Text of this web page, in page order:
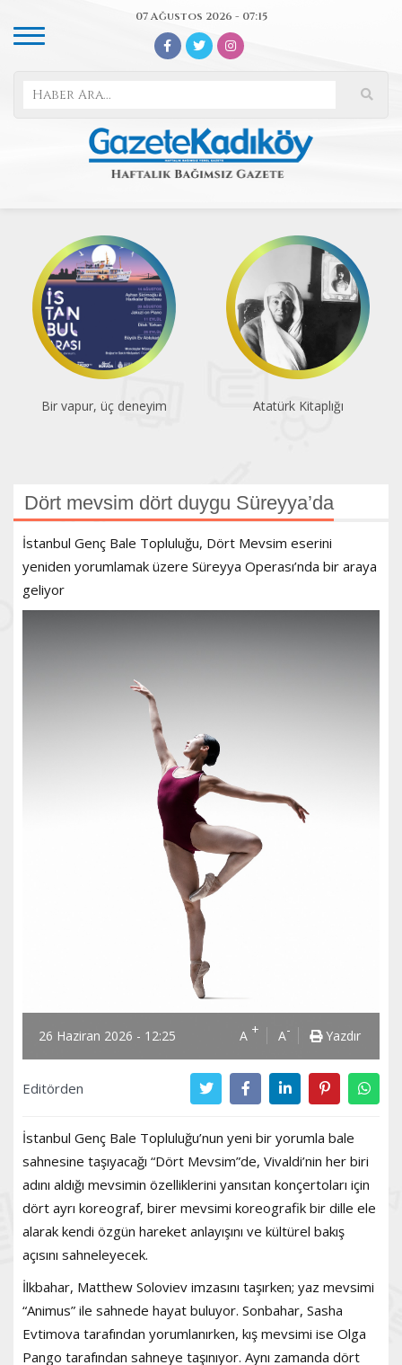
07 Ağustos 2026 - 07:15
Bir vapur, üç deneyim Atatürk Kitaplığı
Dört mevsim dört duygu Süreyya’da
İstanbul Genç Bale Topluluğu, Dört Mevsim eserini
yeniden yorumlamak üzere Süreyya Operası’nda bir araya
geliyor
26 Haziran 2026 - 12:25 A + A- Yazdır
Editörden
İstanbul Genç Bale Topluluğu’nun yeni bir yorumla bale
sahnesine taşıyacağı “Dört Mevsim”de, Vivaldi’nin her biri
adını aldığı mevsimin özelliklerini yansıtan konçertoları için
dört ayrı koreograf, birer mevsimi koreografik bir dille ele
alarak kendi özgün hareket anlayışını ve kültürel bakış
açısını sahneleyecek.
İlkbahar, Matthew Soloviev imzasını taşırken; yaz mevsimi
“Animus” ile sahnede hayat buluyor. Sonbahar, Sasha
Evtimova tarafından yorumlanırken, kış mevsimi ise Olga
Pango tarafından sahneye taşınıyor. Aynı zamanda dört